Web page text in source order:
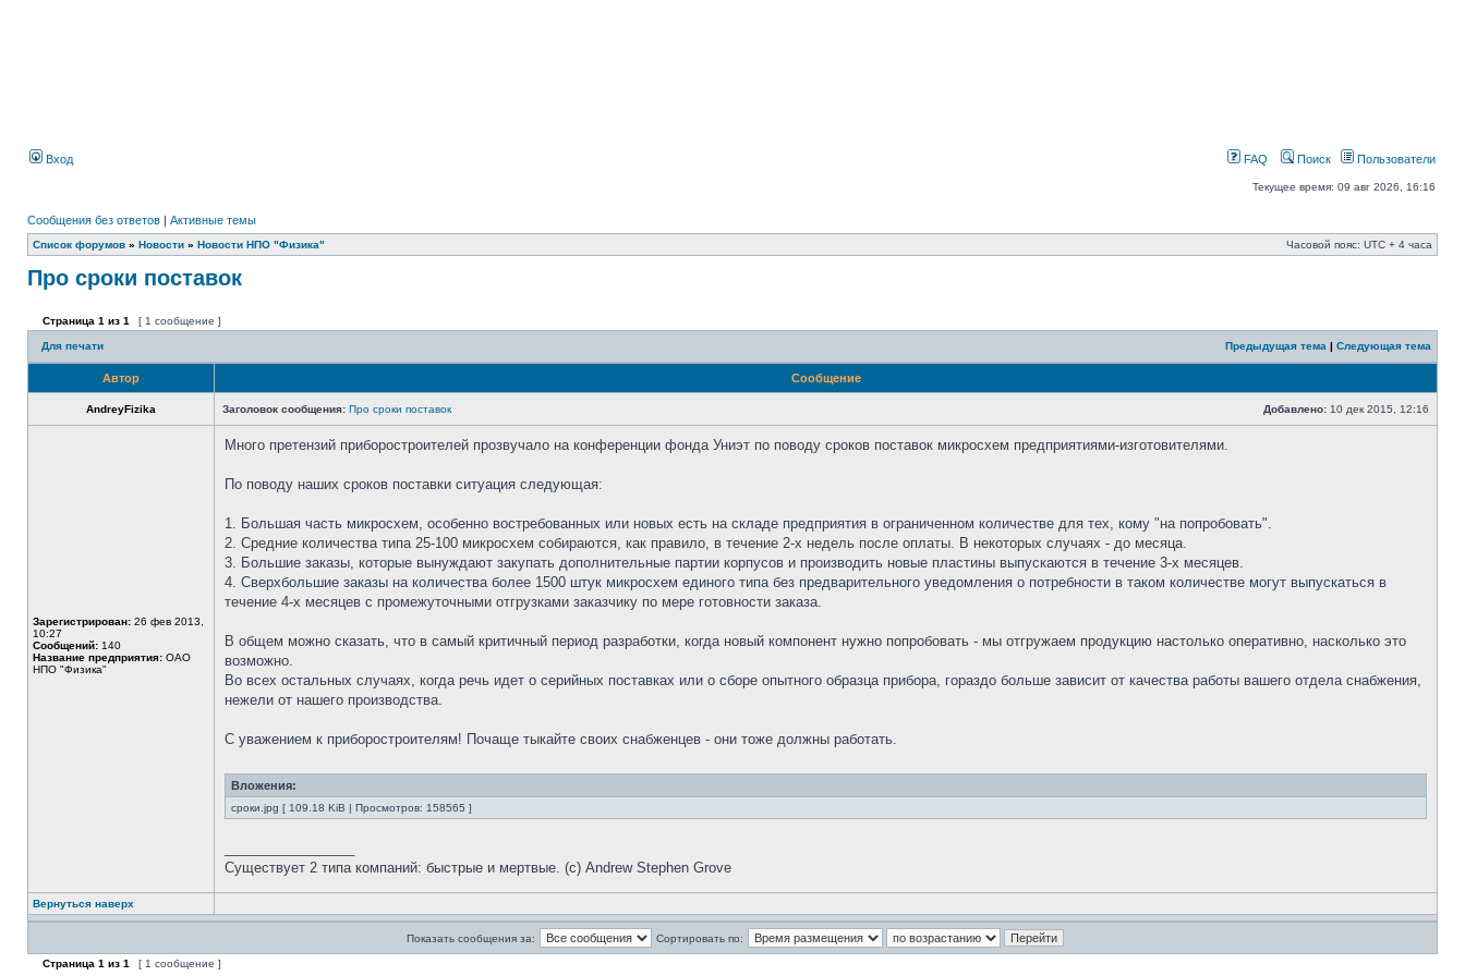
Вход FAQ Поиск Пользователи
Текущее время: 09 авг 2026, 16:16
Сообщения без ответов | Активные темы
Список форумов » Новости » Новости НПО "Физика" Часовой пояс: UTC + 4 часа
Про сроки поставок
Страница 1 из 1 [ 1 сообщение ]
Для печати Предыдущая тема | Следующая тема
Автор Сообщение
AndreyFizika Заголовок сообщения: Про сроки поставок Добавлено: 10 дек 2015, 12:16
Зарегистрирован: 26 фев 2013,
10:27
Сообщений: 140
Название предприятия: ОАО
НПО "Физика"
Много претензий приборостроителей прозвучало на конференции фонда Униэт по поводу сроков поставок микросхем предприятиями-изготовителями.
По поводу наших сроков поставки ситуация следующая:
1. Большая часть микросхем, особенно востребованных или новых есть на складе предприятия в ограниченном количестве для тех, кому "на попробовать".
2. Средние количества типа 25-100 микросхем собираются, как правило, в течение 2-х недель после оплаты. В некоторых случаях - до месяца.
3. Большие заказы, которые вынуждают закупать дополнительные партии корпусов и производить новые пластины выпускаются в течение 3-х месяцев.
4. Сверхбольшие заказы на количества более 1500 штук микросхем единого типа без предварительного уведомления о потребности в таком количестве могут выпускаться в
течение 4-х месяцев с промежуточными отгрузками заказчику по мере готовности заказа.
В общем можно сказать, что в самый критичный период разработки, когда новый компонент нужно попробовать - мы отгружаем продукцию настолько оперативно, насколько это
возможно.
Во всех остальных случаях, когда речь идет о серийных поставках или о сборе опытного образца прибора, гораздо больше зависит от качества работы вашего отдела снабжения,
нежели от нашего производства.
С уважением к приборостроителям! Почаще тыкайте своих снабженцев - они тоже должны работать.
Вложения:
сроки.jpg [ 109.18 KiB | Просмотров: 158565 ]
Существует 2 типа компаний: быстрые и мертвые. (с) Andrew Stephen Grove
Вернуться наверх
Показать сообщения за: Сортировать по:
Страница 1 из 1 [ 1 сообщение ]